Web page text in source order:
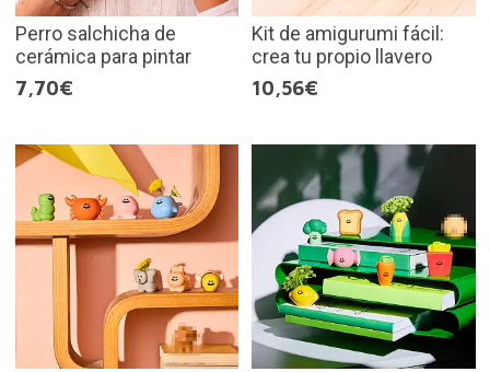
Perro salchicha de
cerámica para pintar
7,70€
Kit de amigurumi fácil:
crea tu propio llavero
10,56€